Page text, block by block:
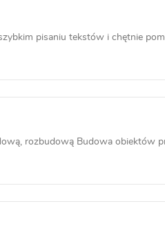
pisaniu tekstów i chętnie
rozbudową Budowa obiektów